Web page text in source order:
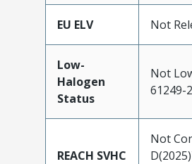
EU ELV Not
Low-
Halogen
Status
Not
61249-
REACH SVHC
Not